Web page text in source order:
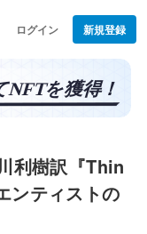
ログイン 新規登録
利樹訳『Thin
ンティストの